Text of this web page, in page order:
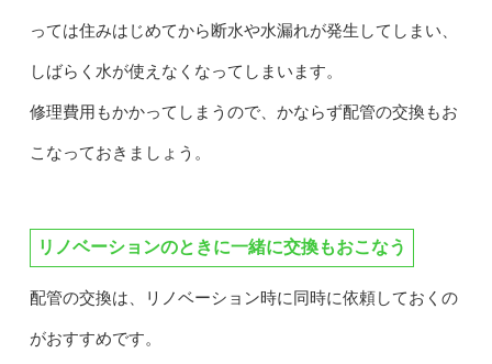
っては住みはじめてから断水や水漏れが発生してしまい、
しばらく水が使えなくなってしまいます。
修理費用もかかってしまうので、かならず配管の交換もお
こなっておきましょう。
リノベーションのときに一緒に交換もおこなう
配管の交換は、リノベーション時に同時に依頼しておくの
がおすすめです。